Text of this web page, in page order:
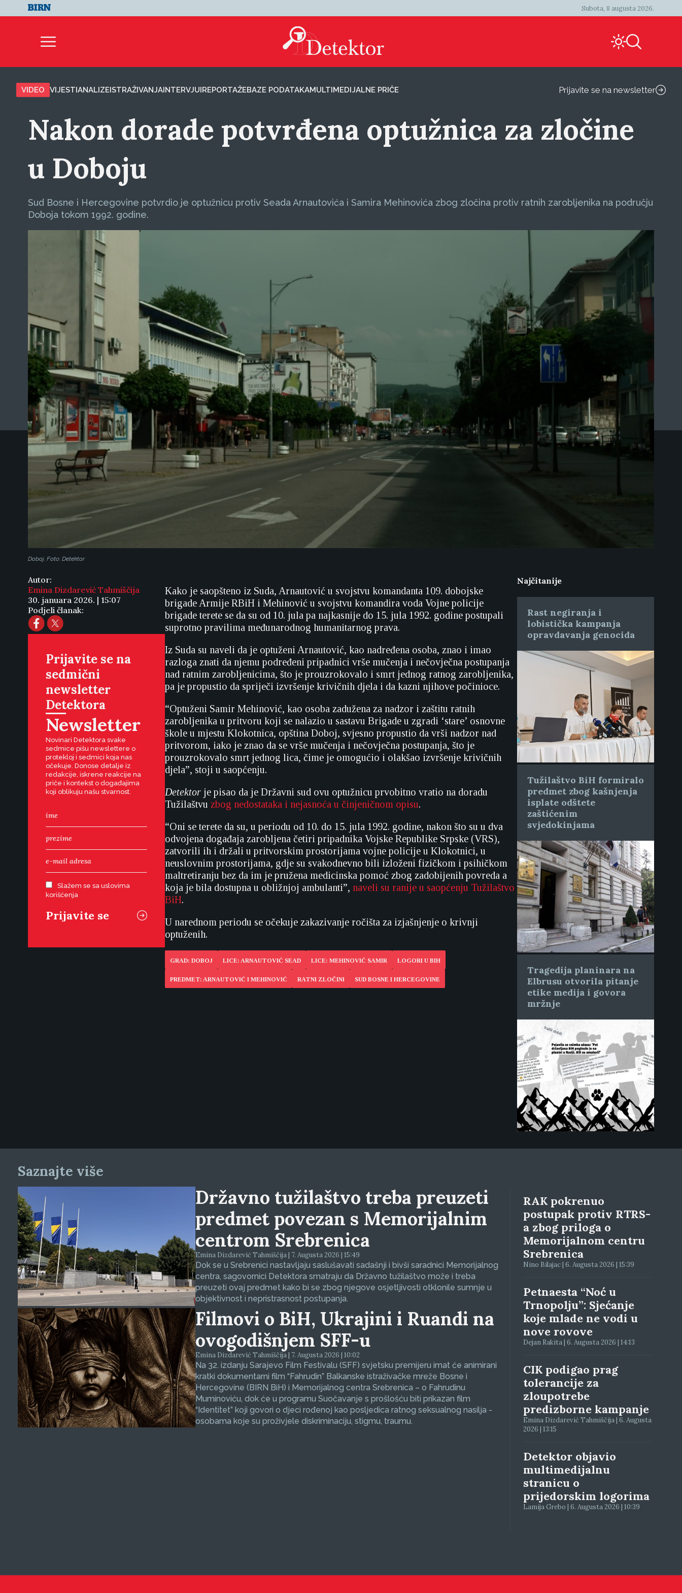
Subota, 8 augusta 2026.
VIDEO VIJESTIANALIZEISTRAŽIVANJAINTERVJUIREPORTAŽEBAZE PODATAKAMULTIMEDIJALNE PRIČE Prijavite se na newsletter
Nakon dorade potvrđena optužnica za zločine
u Doboju
Sud Bosne i Hercegovine potvrdio je optužnicu protiv Seada Arnautovića i Samira Mehinovića zbog zločina protiv ratnih zarobljenika na području
Doboja tokom 1992. godine.
Doboj. Foto: Detektor
Autor:
Emina Dizdarević Tahmiščija
30. januara 2026. | 15:07
Podjeli članak:
Prijavite se na
sedmični
newsletter
Detektora
Newsletter
Novinari Detektora svake
sedmice pišu newslettere o
protekloj i sedmici koja nas
očekuje. Donose detalje iz
redakcije, iskrene reakcije na
priče i kontekst o događajima
koji oblikuju našu stvarnost.
Slažem se sa uslovima
korišćenja
Kako je saopšteno iz Suda, Arnautović u svojstvu komandanta 109. dobojske
brigade Armije RBiH i Mehinović u svojstvu komandira voda Vojne policije
brigade terete se da su od 10. jula pa najkasnije do 15. jula 1992. godine postupali
suprotno pravilima međunarodnog humanitarnog prava.
Iz Suda su naveli da je optuženi Arnautović, kao nadređena osoba, znao i imao
razloga znati da njemu podređeni pripadnici vrše mučenja i nečovječna postupanja
nad ratnim zarobljenicima, što je prouzrokovalo i smrt jednog ratnog zarobljenika,
pa je propustio da spriječi izvršenje krivičnih djela i da kazni njihove počinioce.
“Optuženi Samir Mehinović, kao osoba zadužena za nadzor i zaštitu ratnih
zarobljenika u pritvoru koji se nalazio u sastavu Brigade u zgradi ‘stare’ osnovne
škole u mjestu Klokotnica, opština Doboj, svjesno propustio da vrši nadzor nad
pritvorom, iako je znao da se vrše mučenja i nečovječna postupanja, što je
prouzrokovalo smrt jednog lica, čime je omogućio i olakšao izvršenje krivičnih
djela”, stoji u saopćenju.
Detektor je pisao da je Državni sud ovu optužnicu prvobitno vratio na doradu
Tužilaštvu zbog nedostataka i nejasnoća u činjeničnom opisu.
“Oni se terete da su, u periodu od 10. do 15. jula 1992. godine, nakon što su u dva
odvojena događaja zarobljena četiri pripadnika Vojske Republike Srpske (VRS),
zatvorili ih i držali u pritvorskim prostorijama vojne policije u Klokotnici, u
neuslovnim prostorijama, gdje su svakodnevno bili izloženi fizičkom i psihičkom
maltretiranju bez da im je pružena medicinska pomoć zbog zadobijenih povreda a
koja je bila dostupna u obližnjoj ambulanti”, naveli su ranije u saopćenju Tužilaštvo
BiH.
U narednom periodu se očekuje zakazivanje ročišta za izjašnjenje o krivnji
optuženih.
GRAD: DOBOJ LICE: ARNAUTOVIĆ SEAD LICE: MEHINOVIĆ SAMIR LOGORI U BIH
PREDMET: ARNAUTOVIĆ I MEHINOVIĆ RATNI ZLOČINI SUD BOSNE I HERCEGOVINE
Najčitanije
Rast negiranja i
lobistička kampanja
opravdavanja genocida
Tužilaštvo BiH formiralo
predmet zbog kašnjenja
isplate odštete
zaštićenim
svjedokinjama
Tragedija planinara na
Elbrusu otvorila pitanje
etike medija i govora
mržnje
Saznajte više
Državno tužilaštvo treba preuzeti
predmet povezan s Memorijalnim
centrom Srebrenica
Emina Dizdarević Tahmiščija | 7. Augusta 2026 | 15:49
Dok se u Srebrenici nastavljaju saslušavati sadašnji i bivši saradnici Memorijalnog
centra, sagovornici Detektora smatraju da Državno tužilaštvo može i treba
preuzeti ovaj predmet kako bi se zbog njegove osjetljivosti otklonile sumnje u
objektivnost i nepristrasnost postupanja.
Filmovi o BiH, Ukrajini i Ruandi na
ovogodišnjem SFF-u
Emina Dizdarević Tahmiščija | 7. Augusta 2026 | 10:02
Na 32. izdanju Sarajevo Film Festivalu (SFF) svjetsku premijeru imat će animirani
kratki dokumentarni film “Fahrudin” Balkanske istraživačke mreže Bosne i
Hercegovine (BIRN BiH) i Memorijalnog centra Srebrenica – o Fahrudinu
Muminoviću, dok će u programu Suočavanje s prošlošću biti prikazan film
“Identitet” koji govori o djeci rođenoj kao posljedica ratnog seksualnog nasilja -
osobama koje su proživjele diskriminaciju, stigmu, traumu.
RAK pokrenuo
postupak protiv RTRS-
a zbog priloga o
Memorijalnom centru
Srebrenica
Nino Bilajac | 6. Augusta 2026 | 15:39
Petnaesta “Noć u
Trnopolju”: Sjećanje
koje mlade ne vodi u
nove rovove
Dejan Rakita | 6. Augusta 2026 | 14:13
CIK podigao prag
tolerancije za
zloupotrebe
predizborne kampanje
Emina Dizdarević Tahmiščija | 6. Augusta
2026 | 13:15
Detektor objavio
multimedijalnu
stranicu o
prijedorskim logorima
Lamija Grebo | 6. Augusta 2026 | 10:39